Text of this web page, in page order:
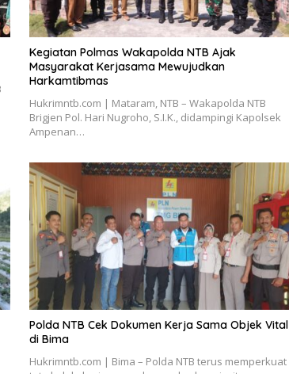
Kegiatan Polmas Wakapolda NTB Ajak
Masyarakat Kerjasama Mewujudkan
Harkamtibmas
Hukrimntb.com | Mataram, NTB – Wakapolda NTB
Brigjen Pol. Hari Nugroho, S.I.K., didampingi Kapolsek
Ampenan…
Polda NTB Cek Dokumen Kerja Sama Objek Vital
di Bima
Hukrimntb.com | Bima – Polda NTB terus memperkuat